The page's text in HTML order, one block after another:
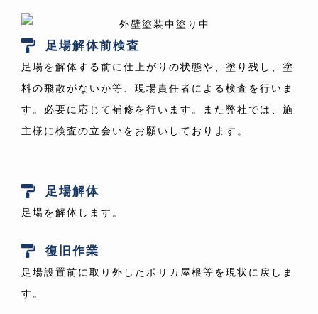
足場解体前検査
足場を解体する前に仕上がりの状態や、塗り残し、塗
料の飛散がないか等、現場責任者による検査を行いま
す。必要に応じて補修を行います。また弊社では、施
主様に検査の立会いをお願いしております。
足場解体
足場を解体します。
復旧作業
足場設置前に取り外したポリカ屋根等を現状に戻しま
す。